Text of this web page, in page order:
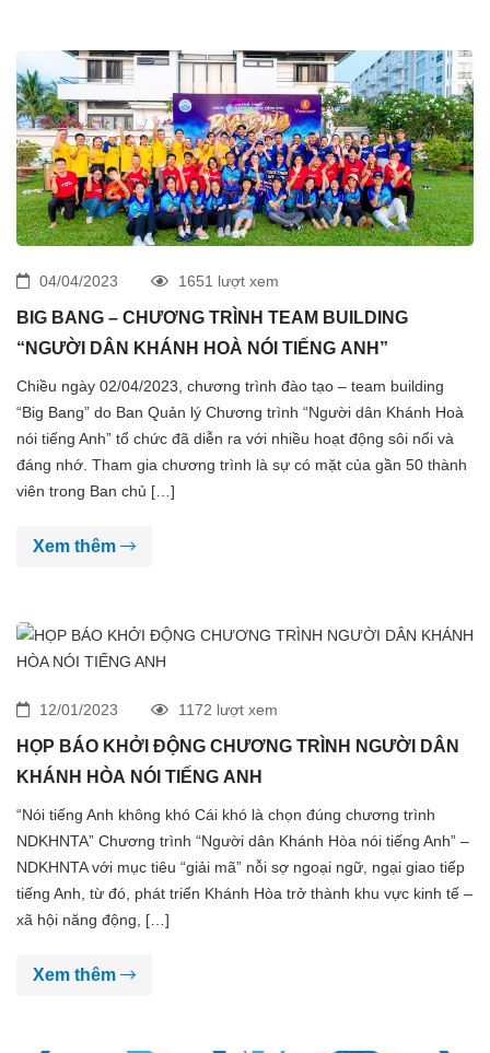
04/04/2023 1651 lượt xem
BIG BANG – CHƯƠNG TRÌNH TEAM BUILDING
“NGƯỜI DÂN KHÁNH HOÀ NÓI TIẾNG ANH”
Chiều ngày 02/04/2023, chương trình đào tạo – team building
“Big Bang” do Ban Quản lý Chương trình “Người dân Khánh Hoà
nói tiếng Anh” tổ chức đã diễn ra với nhiều hoạt động sôi nổi và
đáng nhớ. Tham gia chương trình là sự có mặt của gần 50 thành
viên trong Ban chủ […]
Xem thêm
12/01/2023 1172 lượt xem
HỌP BÁO KHỞI ĐỘNG CHƯƠNG TRÌNH NGƯỜI DÂN
KHÁNH HÒA NÓI TIẾNG ANH
“Nói tiếng Anh không khó Cái khó là chọn đúng chương trình
NDKHNTA” Chương trình “Người dân Khánh Hòa nói tiếng Anh” –
NDKHNTA với mục tiêu “giải mã” nỗi sợ ngoại ngữ, ngại giao tiếp
tiếng Anh, từ đó, phát triển Khánh Hòa trở thành khu vực kinh tế –
xã hội năng động, […]
Xem thêm